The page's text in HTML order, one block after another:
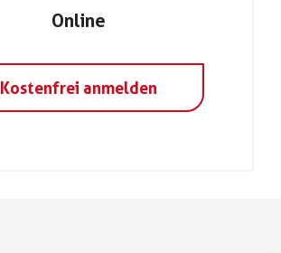
Online
Kostenfrei anmelden